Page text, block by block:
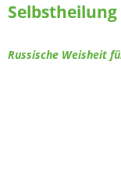
Russische Weisheit